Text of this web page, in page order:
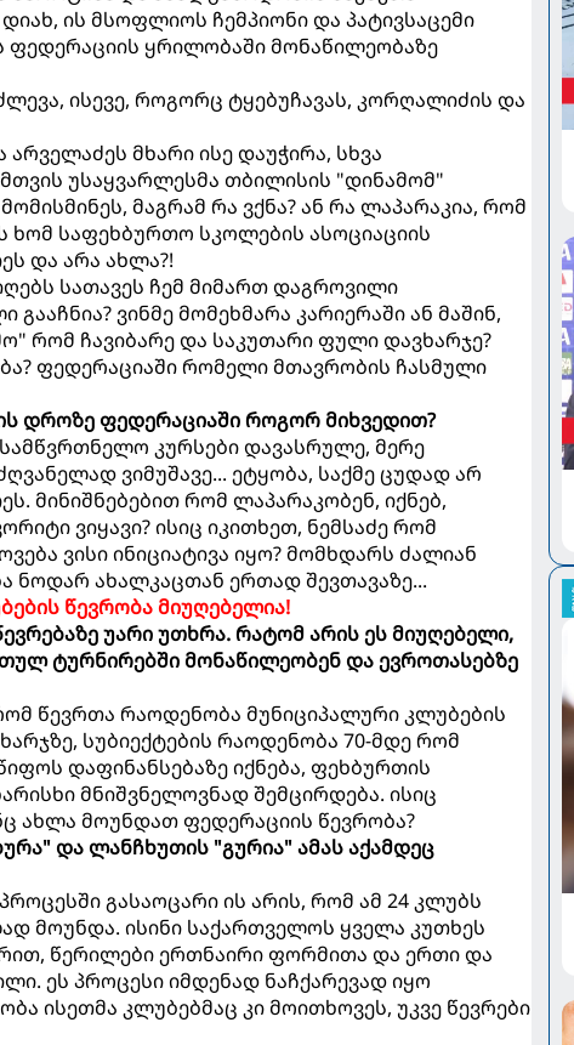
ის მსოფლიოს ჩემპიონი და პატივსაცემი
ფედერაციის ყრილობაში მონაწილეობაზე
ისევე, როგორც ტყებუჩავას, კორღალიძის და
მხარი ისე დაუჭირა, სხვა
უსაყვარლესმა თბილისის "დინამომ"
მაგრამ რა ვქნა? ან რა ლაპარაკია, რომ
ხომ საფეხბურთო სკოლების ასოციაციის
და არა ახლა?!
სათავეს ჩემ მიმართ დაგროვილი
ვინმე მომეხმარა კარიერაში ან მაშინ,
რომ ჩავიბარე და საკუთარი ფული დავხარჯე?
ფედერაციაში რომელი მთავრობის ჩასმული
დროზე ფედერაციაში როგორ მიხვედით?
სამწვრთნელო კურსები დავასრულე, მერე
ვიმუშავე... ეტყობა, საქმე ცუდად არ
მინიშნებებით რომ ლაპარაკობენ, იქნებ,
ვიყავი? ისიც იკითხეთ, ნემსაძე რომ
ვისი ინიციატივა იყო? მომხდარს ძალიან
ნოდარ ახალკაცთან ერთად შევთავაზე...
წევრობა მიუღებელია!
უარი უთხრა. რატომ არის ეს მიუღებელი,
ტურნირებში მონაწილეობენ და ევროთასებზე
წევრთა რაოდენობა მუნიციპალური კლუბების
სუბიექტების რაოდენობა 70-მდე რომ
დაფინანსებაზე იქნება, ფეხბურთის
მნიშვნელოვნად შემცირდება. ისიც
ახლა მოუნდათ ფედერაციის წევრობა?
და ლანჩხუთის "გურია" ამას აქამდეც
გასაოცარი ის არის, რომ ამ 24 კლუბს
მოუნდა. ისინი საქართველოს ყველა კუთხეს
წერილები ერთნაირი ფორმითა და ერთი და
ეს პროცესი იმდენად ნაჩქარევად იყო
ისეთმა კლუბებმაც კი მოითხოვეს, უკვე წევრები